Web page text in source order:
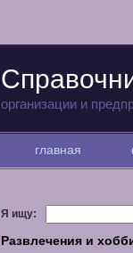
организации и
главная
Я ищу:
Развлечения и